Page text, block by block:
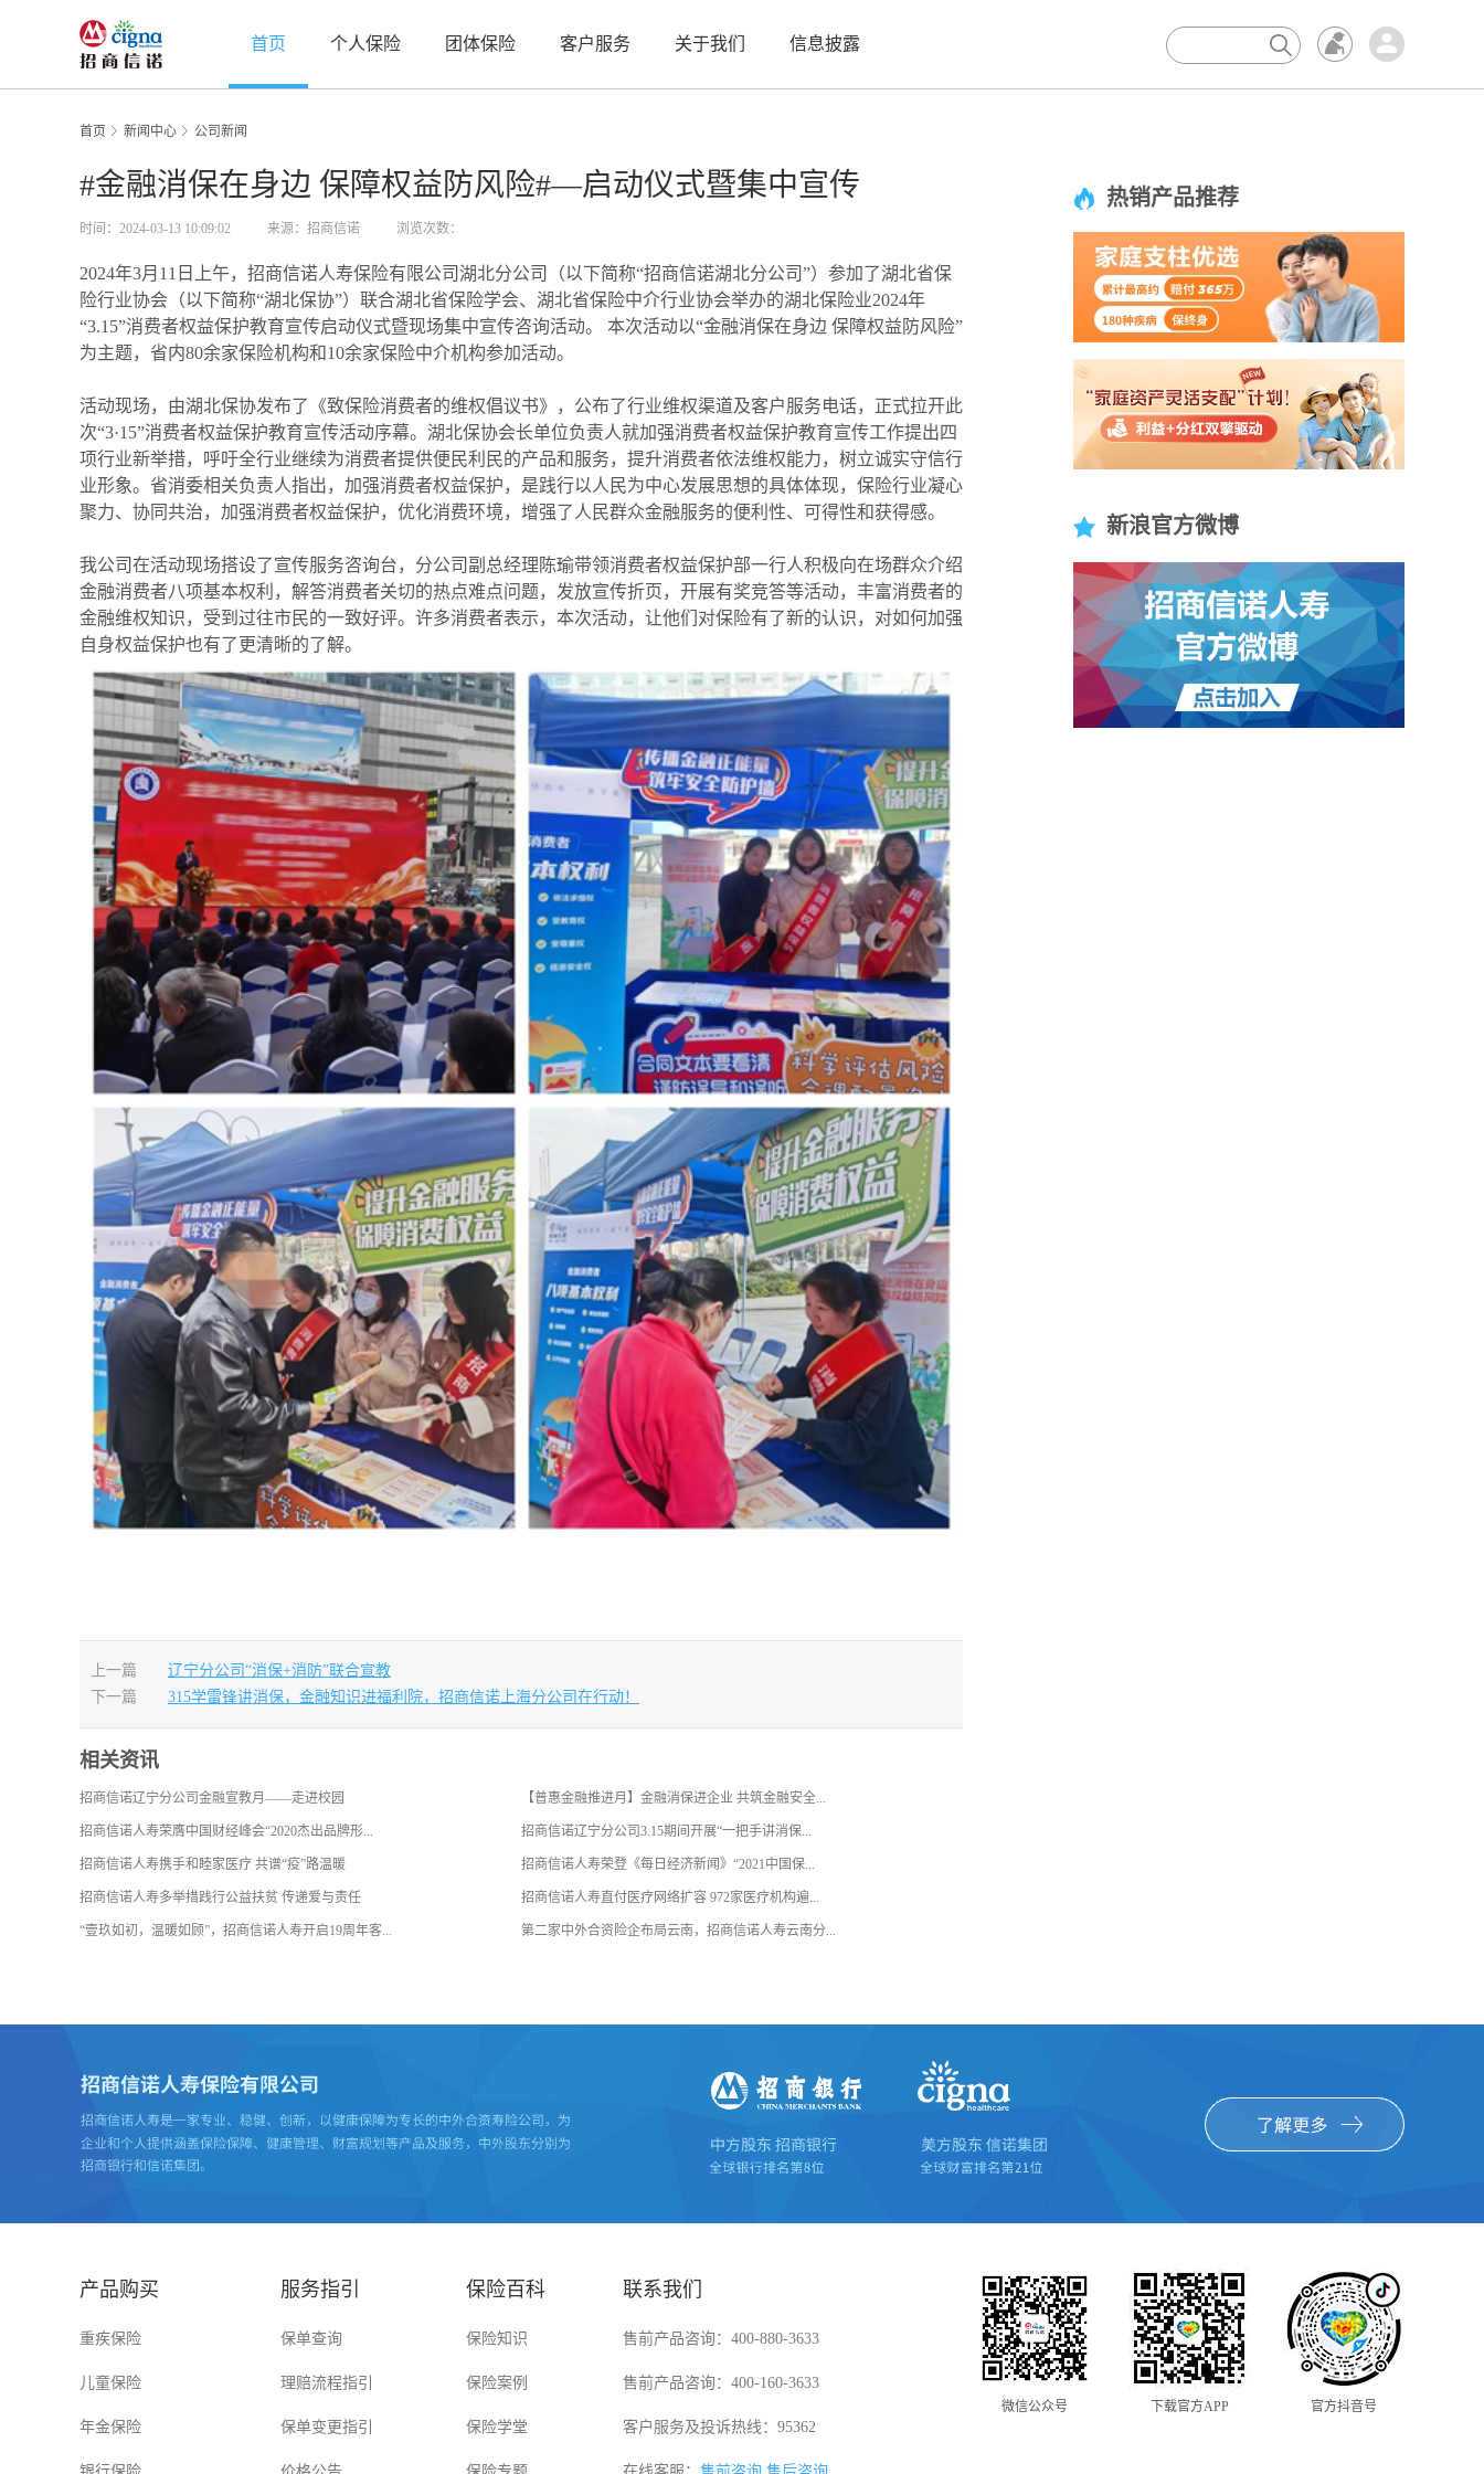
首页
个人保险 团体保险 客户服务 关于我们 信息披露
首页 新闻中心 公司新闻
#金融消保在身边 保障权益防风险#—启动仪式暨集中宣传
时间：2024-03-13 10:09:02 来源：招商信诺 浏览次数：
2024年3月11日上午，招商信诺人寿保险有限公司湖北分公司（以下简称“招商信诺湖北分公司”）参加了湖北省保
险行业协会（以下简称“湖北保协”）联合湖北省保险学会、湖北省保险中介行业协会举办的湖北保险业2024年
“3.15”消费者权益保护教育宣传启动仪式暨现场集中宣传咨询活动。 本次活动以“金融消保在身边 保障权益防风险”
为主题，省内80余家保险机构和10余家保险中介机构参加活动。
活动现场，由湖北保协发布了《致保险消费者的维权倡议书》，公布了行业维权渠道及客户服务电话，正式拉开此
次“3·15”消费者权益保护教育宣传活动序幕。湖北保协会长单位负责人就加强消费者权益保护教育宣传工作提出四
项行业新举措，呼吁全行业继续为消费者提供便民利民的产品和服务，提升消费者依法维权能力，树立诚实守信行
业形象。省消委相关负责人指出，加强消费者权益保护，是践行以人民为中心发展思想的具体体现，保险行业凝心
聚力、协同共治，加强消费者权益保护，优化消费环境，增强了人民群众金融服务的便利性、可得性和获得感。
我公司在活动现场搭设了宣传服务咨询台，分公司副总经理陈瑜带领消费者权益保护部一行人积极向在场群众介绍
金融消费者八项基本权利，解答消费者关切的热点难点问题，发放宣传折页，开展有奖竞答等活动，丰富消费者的
金融维权知识，受到过往市民的一致好评。许多消费者表示，本次活动，让他们对保险有了新的认识，对如何加强
自身权益保护也有了更清晰的了解。
上一篇
辽宁分公司“消保+消防”联合宣教
下一篇
315学雷锋讲消保，金融知识进福利院，招商信诺上海分公司在行动！
相关资讯
招商信诺辽宁分公司金融宣教月——走进校园 【普惠金融推进月】金融消保进企业 共筑金融安全...
招商信诺人寿荣膺中国财经峰会“2020杰出品牌形... 招商信诺辽宁分公司3.15期间开展“一把手讲消保...
招商信诺人寿携手和睦家医疗 共谱“疫”路温暖 招商信诺人寿荣登《每日经济新闻》“2021中国保...
招商信诺人寿多举措践行公益扶贫 传递爱与责任 招商信诺人寿直付医疗网络扩容 972家医疗机构遍...
“壹玖如初，温暖如顾”，招商信诺人寿开启19周年客... 第二家中外合资险企布局云南，招商信诺人寿云南分...
热销产品推荐
新浪官方微博
产品购买
重疾保险
儿童保险
年金保险
服务指引
保单查询
理赔流程指引
保单变更指引
保险百科
保险知识
保险案例
保险学堂
联系我们
售前产品咨询：400-880-3633
售前产品咨询：400-160-3633
客户服务及投诉热线：95362
微信公众号 下载官方APP 官方抖音号